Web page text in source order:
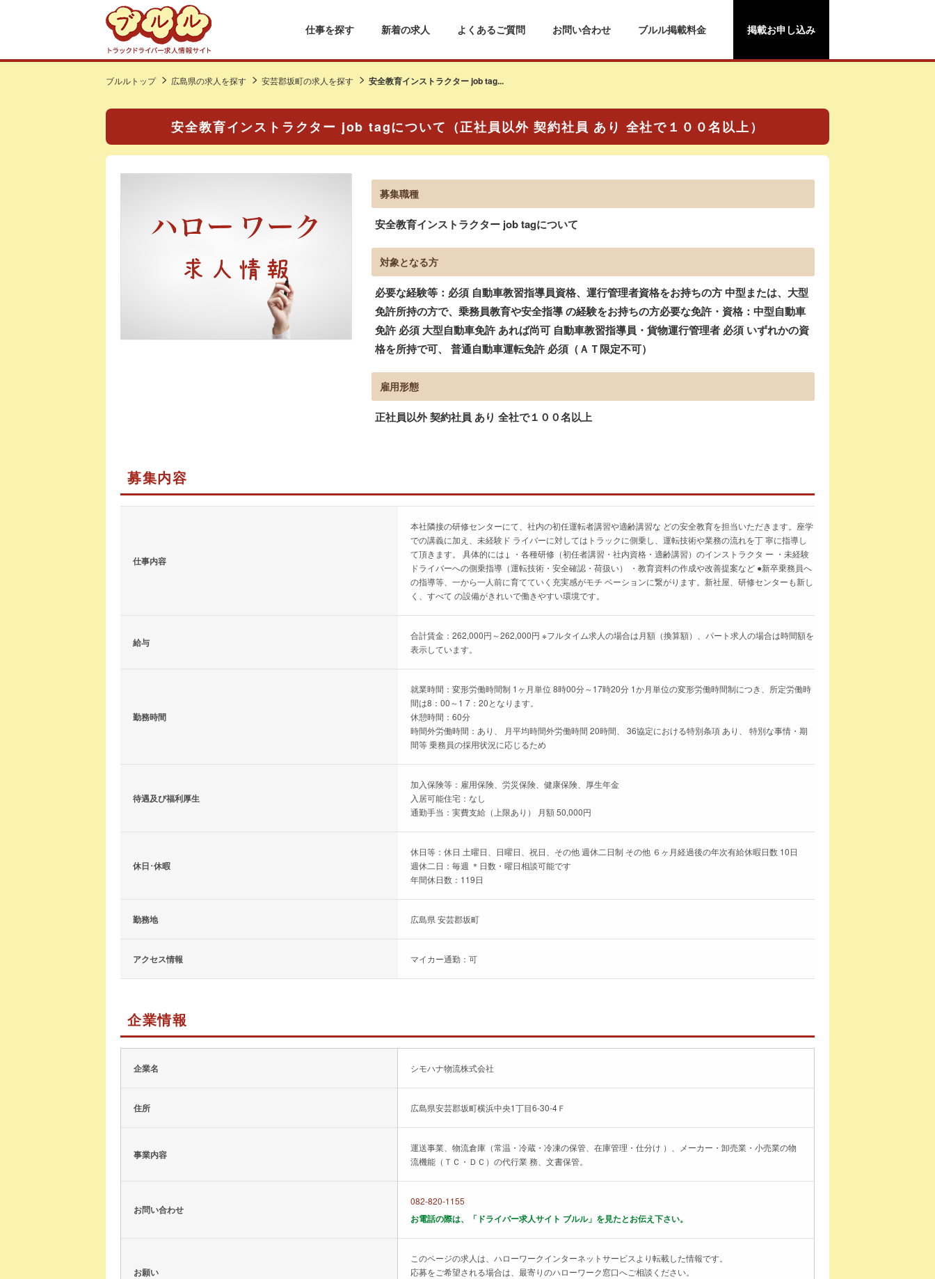
仕事を探す 新着の求人 よくあるご質問 お問い合わせ ブルル掲載料金 掲載お申し込み
ブルルトップ 広島県の求人を探す 安芸郡坂町の求人を探す 安全教育インストラクター job tag...
安全教育インストラクター job tagについて（正社員以外 契約社員 あり 全社で１００名以上）
募集職種
安全教育インストラクター job tagについて
対象となる方
必要な経験等：必須 自動車教習指導員資格、運行管理者資格をお持ちの方 中型または、大型
免許所持の方で、乗務員教育や安全指導 の経験をお持ちの方必要な免許・資格：中型自動車
免許 必須 大型自動車免許 あれば尚可 自動車教習指導員・貨物運行管理者 必須 いずれかの資
格を所持で可、 普通自動車運転免許 必須（ＡＴ限定不可）
雇用形態
正社員以外 契約社員 あり 全社で１００名以上
募集内容
仕事内容
本社隣接の研修センターにて、社内の初任運転者講習や適齢講習な どの安全教育を担当いただきます。座学
での講義に加え、未経験ド ライバーに対してはトラックに側乗し、運転技術や業務の流れを丁 寧に指導し
て頂きます。 具体的には↓ ・各種研修（初任者講習・社内資格・適齢講習）のインストラクタ ー ・未経験
ドライバーへの側乗指導（運転技術・安全確認・荷扱い） ・教育資料の作成や改善提案など ●新卒乗務員へ
の指導等、一から一人前に育てていく充実感がモチ ベーションに繋がります。新社屋、研修センターも新し
く、すべて の設備がきれいで働きやすい環境です。
給与
合計賃金：262,000円～262,000円 ※フルタイム求人の場合は月額（換算額）、パート求人の場合は時間額を
表示しています。
勤務時間
就業時間：変形労働時間制 1ヶ月単位 8時00分～17時20分 1か月単位の変形労働時間制につき、所定労働時
間は8：00～1 7：20となります。
休憩時間：60分
時間外労働時間：あり、 月平均時間外労働時間 20時間、 36協定における特別条項 あり、 特別な事情・期
間等 乗務員の採用状況に応じるため
待遇及び福利厚生
加入保険等：雇用保険、労災保険、健康保険、厚生年金
入居可能住宅：なし
通勤手当：実費支給（上限あり） 月額 50,000円
休日･休暇
休日等：休日 土曜日、日曜日、祝日、その他 週休二日制 その他 ６ヶ月経過後の年次有給休暇日数 10日
週休二日：毎週 ＊日数・曜日相談可能です
年間休日数：119日
勤務地 広島県 安芸郡坂町
アクセス情報 マイカー通勤：可
企業情報
企業名 シモハナ物流株式会社
住所 広島県安芸郡坂町横浜中央1丁目6-30-4Ｆ
事業内容
運送事業、物流倉庫（常温・冷蔵・冷凍の保管、在庫管理・仕分け ）、メーカー・卸売業・小売業の物
流機能（ＴＣ・ＤＣ）の代行業 務、文書保管。
お問い合わせ
082-820-1155
お電話の際は、「ドライバー求人サイト ブルル」を見たとお伝え下さい。
お願い
このページの求人は、ハローワークインターネットサービスより転載した情報です。
応募をご希望される場合は、最寄りのハローワーク窓口へご相談ください。